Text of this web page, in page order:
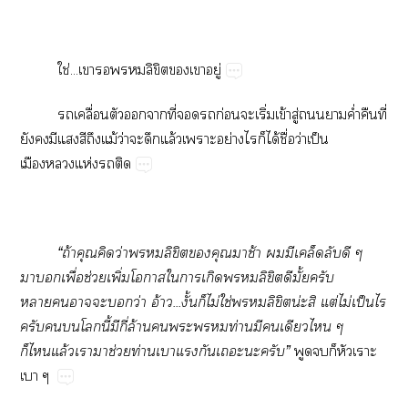
ใช่...เาลิขิตเาอยู่
เคลื่อนตัวาที่ก่อนะเริ่มเข้าสู่าค่ำคืนที่
ยังมีแสีถึงแม้ว่าะดึกแล้วเาะอย่างไรก็ได้ชื่อว่าเป็น
เมืองแห่งติด
“ถ้าคุณคิดว่าลิขิตคุณาช้า มีเคล็ดลับดี ๆ
าเพื่อช่วยเพิ่มโาใาเกิดลิขิตดีมั้ยครับ
าาะว่า อ้าว...งั้นก็ไม่ใช่ลิขิตน่ะสิ แต่ไม่เป็นไร
ครับโนี้มีกี่ล้านะท่านมีเดียวไ ๆ
ก็ไแล้วเาาช่วยท่านเาแกันเะะครับ”พูดก็หัวเราะ
เา ๆ